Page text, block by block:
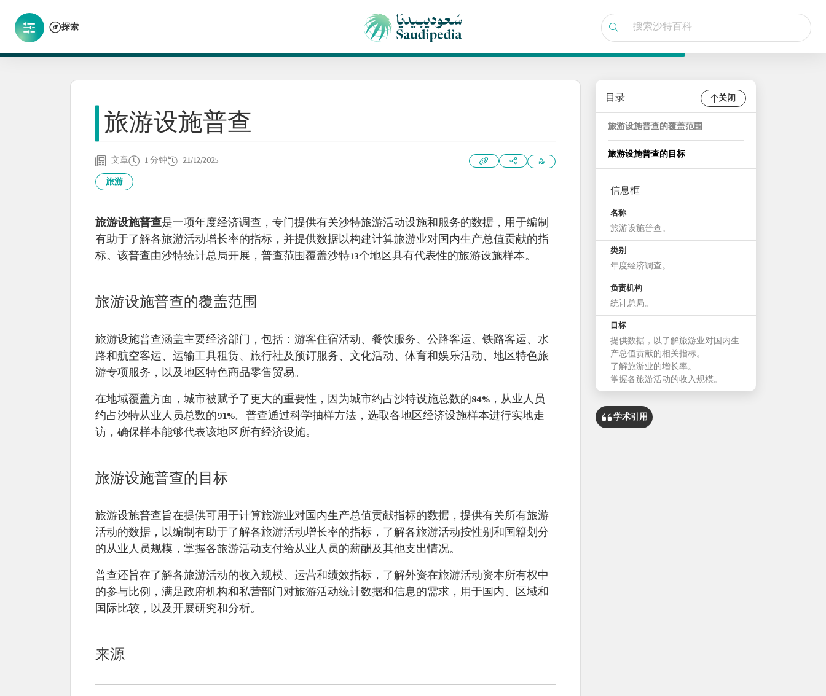
探索
旅游设施普查
文章 1 分钟 21/12/2025
旅游
旅游设施普查是一项年度经济调查，专门提供有关沙特旅游活动设施和服务的数据，用于编制
有助于了解各旅游活动增长率的指标，并提供数据以构建计算旅游业对国内生产总值贡献的指
标。该普查由沙特统计总局开展，普查范围覆盖沙特13个地区具有代表性的旅游设施样本。
旅游设施普查的覆盖范围
旅游设施普查涵盖主要经济部门，包括：游客住宿活动、餐饮服务、公路客运、铁路客运、水
路和航空客运、运输工具租赁、旅行社及预订服务、文化活动、体育和娱乐活动、地区特色旅
游专项服务，以及地区特色商品零售贸易。
在地域覆盖方面，城市被赋予了更大的重要性，因为城市约占沙特设施总数的84%，从业人员
约占沙特从业人员总数的91%。普查通过科学抽样方法，选取各地区经济设施样本进行实地走
访，确保样本能够代表该地区所有经济设施。
旅游设施普查的目标
旅游设施普查旨在提供可用于计算旅游业对国内生产总值贡献指标的数据，提供有关所有旅游
活动的数据，以编制有助于了解各旅游活动增长率的指标，了解各旅游活动按性别和国籍划分
的从业人员规模，掌握各旅游活动支付给从业人员的薪酬及其他支出情况。
普查还旨在了解各旅游活动的收入规模、运营和绩效指标，了解外资在旅游活动资本所有权中
的参与比例，满足政府机构和私营部门对旅游活动统计数据和信息的需求，用于国内、区域和
国际比较，以及开展研究和分析。
来源
目录 关闭
旅游设施普查的覆盖范围
旅游设施普查的目标
信息框
名称
旅游设施普查。
类别
年度经济调查。
负责机构
统计总局。
目标
提供数据，以了解旅游业对国内生
产总值贡献的相关指标。
了解旅游业的增长率。
掌握各旅游活动的收入规模。
学术引用